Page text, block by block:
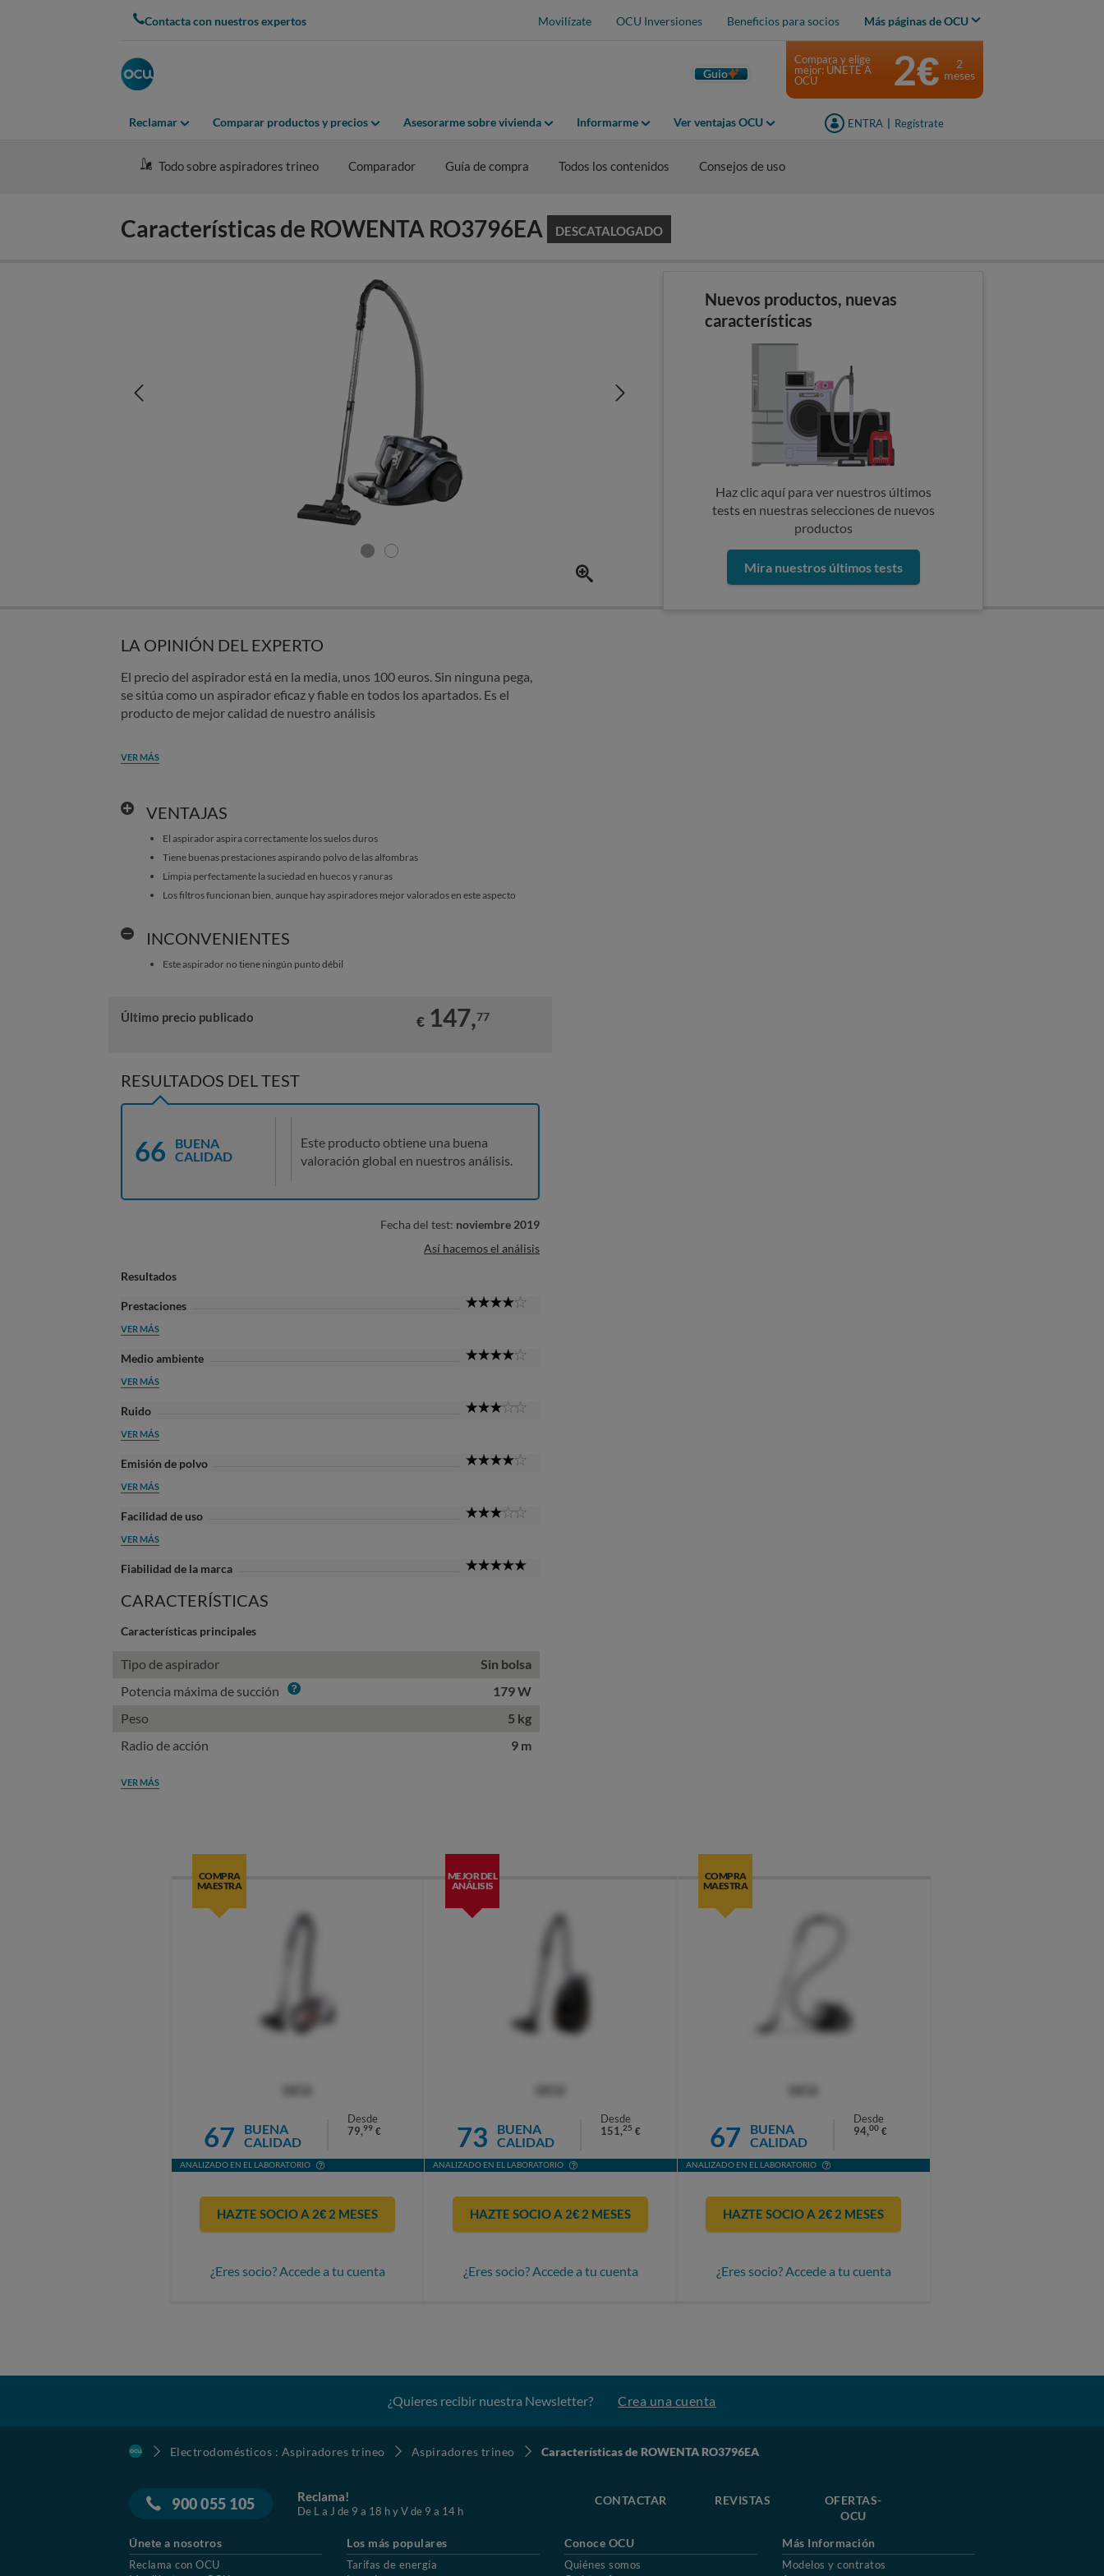
Contacta con nuestros expertos Movilízate OCU Inversiones Beneficios para socios Más páginas de OCU
Guio
Reclamar Comparar productos y precios Asesorarme sobre vivienda Informarme Ver ventajas OCU ENTRA Regístrate
Compara y elige
mejor: ÚNETE A
OCU
2€
2
meses
Todo sobre aspiradores trineo Comparador Guía de compra Todos los contenidos Consejos de uso
Características de ROWENTA RO3796EA DESCATALOGADO
Nuevos productos, nuevas
características
Haz clic aquí para ver nuestros últimos
tests en nuestras selecciones de nuevos
productos
Mira nuestros últimos tests
LA OPINIÓN DEL EXPERTO
El precio del aspirador está en la media, unos 100 euros. Sin ninguna pega,
se sitúa como un aspirador eficaz y fiable en todos los apartados. Es el
producto de mejor calidad de nuestro análisis
VER MÁS
VENTAJAS
El aspirador aspira correctamente los suelos duros
Tiene buenas prestaciones aspirando polvo de las alfombras
Limpia perfectamente la suciedad en huecos y ranuras
Los filtros funcionan bien, aunque hay aspiradores mejor valorados en este aspecto
INCONVENIENTES
Este aspirador no tiene ningún punto débil
Último precio publicado € 147,77
RESULTADOS DEL TEST
66
BUENA
CALIDAD
Este producto obtiene una buena
valoración global en nuestros análisis.
Fecha del test: noviembre 2019
Así hacemos el análisis
Resultados
Prestaciones
VER MÁS
Medio ambiente
VER MÁS
Ruido
VER MÁS
Emisión de polvo
VER MÁS
Facilidad de uso
VER MÁS
Fiabilidad de la marca
CARACTERÍSTICAS
Características principales
Tipo de aspirador
Sin bolsa
Potencia máxima de succión Info
179 W
Peso
5 kg
Radio de acción
9 m
VER MÁS
COMPRA
MAESTRA
67
BUENA
CALIDAD
Desde
79,99 €
ANALIZADO EN EL LABORATORIO
HAZTE SOCIO A 2€ 2 MESES
¿Eres socio? Accede a tu cuenta
MEJOR DEL
ANÁLISIS
73
BUENA
CALIDAD
Desde
151,25 €
ANALIZADO EN EL LABORATORIO
HAZTE SOCIO A 2€ 2 MESES
¿Eres socio? Accede a tu cuenta
COMPRA
MAESTRA
67
BUENA
CALIDAD
Desde
94,00 €
ANALIZADO EN EL LABORATORIO
HAZTE SOCIO A 2€ 2 MESES
¿Eres socio? Accede a tu cuenta
¿Quieres recibir nuestra Newsletter? Crea una cuenta
Electrodomésticos : Aspiradores trineo Aspiradores trineo Características de ROWENTA RO3796EA
900 055 105 Reclama!
De L a J de 9 a 18 h y V de 9 a 14 h
CONTACTAR REVISTAS
OFERTAS-
OCU
Únete a nosotros
Reclama con OCU
Los más populares
Tarifas de energía
Conoce OCU
Quiénes somos
Más Información
Modelos y contratos